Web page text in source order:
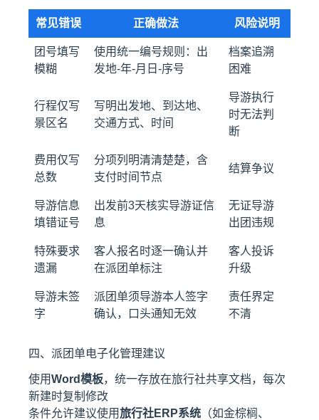
常见错误 正确做法 风险说明
团号填写
模糊
使用统一编号规则：出
发地-年-月日-序号
档案追溯
困难
行程仅写
景区名
写明出发地、到达地、
交通方式、时间
导游执行
时无法判
断
费用仅写
总数
分项列明清清楚楚，含
支付时间节点
结算争议
导游信息
填错证号
出发前3天核实导游证信
息
无证导游
出团违规
特殊要求
遗漏
客人报名时逐一确认并
在派团单标注
客人投诉
升级
导游未签
字
派团单须导游本人签字
确认，口头通知无效
责任界定
不清
四、派团单电子化管理建议
使用Word模板，统一存放在旅行社共享文档，每次
新建时复制修改
条件允许建议使用旅行社ERP系统 （如金棕榈、